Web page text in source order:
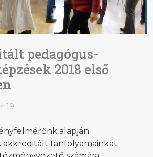
pedagógus-
2018 első
19.
alapján
tanfolyamainkat.